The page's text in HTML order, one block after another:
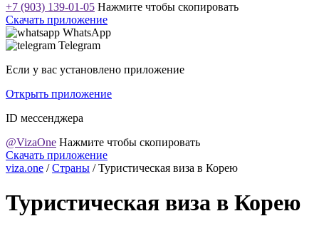
+7 (903) 139-01-05 Нажмите чтобы скопировать
Скачать приложение
WhatsApp
Telegram
Если у вас установлено приложение
Открыть приложение
ID мессенджера
@VizaOne Нажмите чтобы скопировать
Скачать приложение
viza.one / Страны /Туристическая виза в Корею
Туристическая виза в Корею